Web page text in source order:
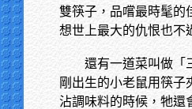
雙筷子，品嚐最時髦的
想世上最大的仇恨也不
還有一道菜叫做「
剛出生的小老鼠用筷子
沾調味料的時候，牠還